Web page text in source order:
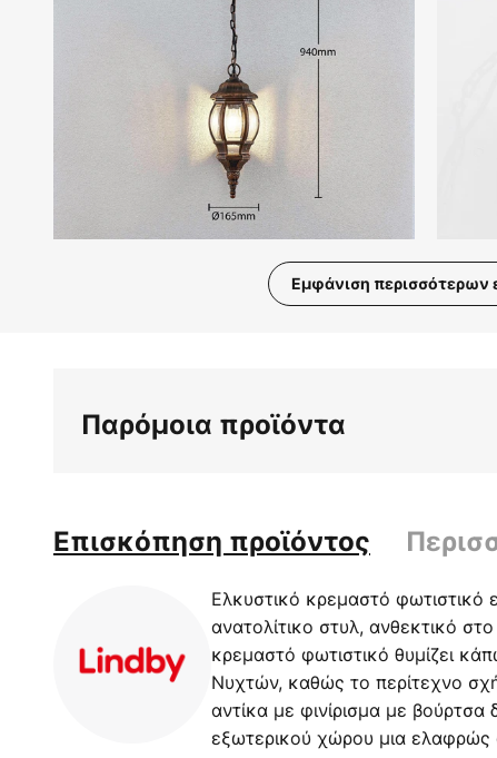
Εμφάνιση περισσότερων
συλλογής
Παρόμοια προϊόντα
Επισκόπηση προϊόντος
Ελκυστικό κρεμαστό
ανατολίτικο στυλ, ανθεκτικό
κρεμαστό φωτιστικό θυμίζει
Νυχτών, καθώς το περίτεχνο
αντίκα με φινίρισμα με βούρτσα
εξωτερικού χώρου μια ελαφρώς